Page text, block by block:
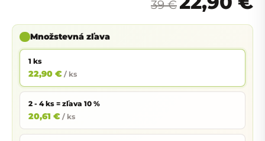
39 €
Množstevná zľava
1 ks
22,90 € / ks
2 - 4 ks = zľava 10 %
20,61 € / ks